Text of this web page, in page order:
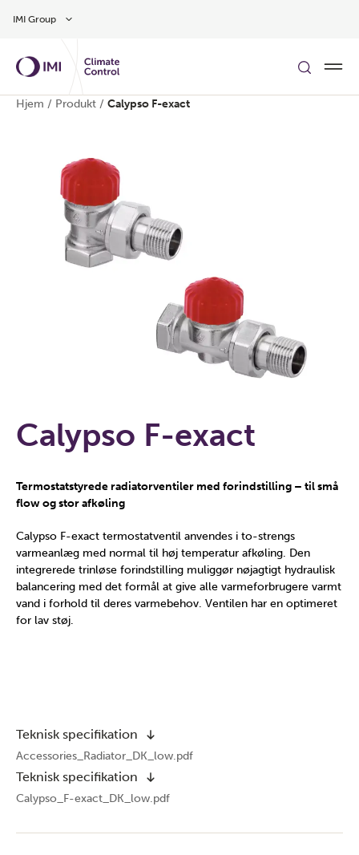
IMI Group
Hjem / Produkt / Calypso F-exact
Calypso F-exact
Termostatstyrede radiatorventiler med forindstilling – til små
flow og stor afkøling
Calypso F-exact termostatventil anvendes i to-strengs
varmeanlæg med normal til høj temperatur afkøling. Den
integrerede trinløse forindstilling muliggør nøjagtigt hydraulisk
balancering med det formål at give alle varmeforbrugere varmt
vand i forhold til deres varmebehov. Ventilen har en optimeret
for lav støj.
Teknisk specifikation
Accessories_Radiator_DK_low.pdf
Teknisk specifikation
Calypso_F-exact_DK_low.pdf